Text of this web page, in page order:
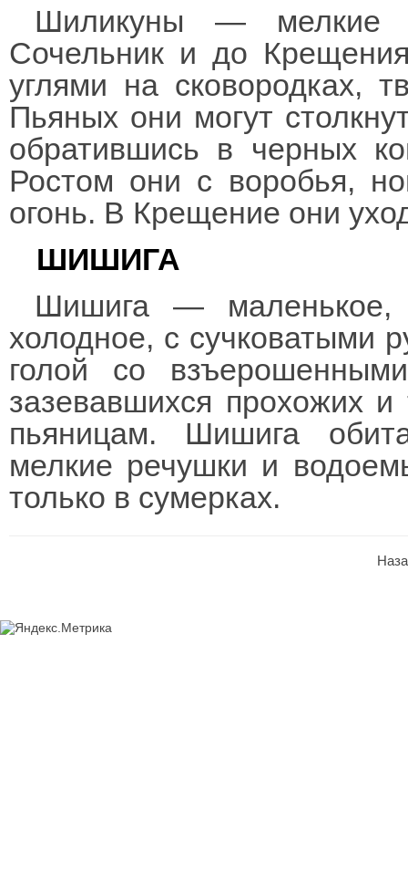
Шиликуны — мелкие
Сочельник и до
углями на сковородках,
Пьяных они могут
обратившись в черных
Ростом они с воробья,
огонь. В Крещение они
ШИШИГА
Шишига — маленькое,
холодное, с сучковатыми
голой со
зазевавшихся прохожих
пьяницам. Шишига
мелкие речушки и
только в сумерках.